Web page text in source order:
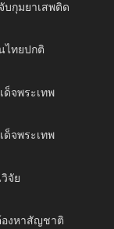
บกุมยาเสพติด
ไทยปกติ
ด็จพระเทพ
ด็จพระเทพ
จัย
งหาสัญชาติ